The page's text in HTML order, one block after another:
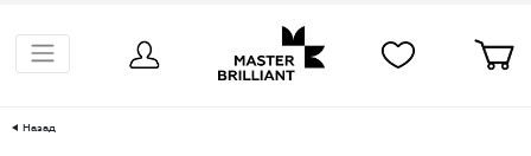
Назад